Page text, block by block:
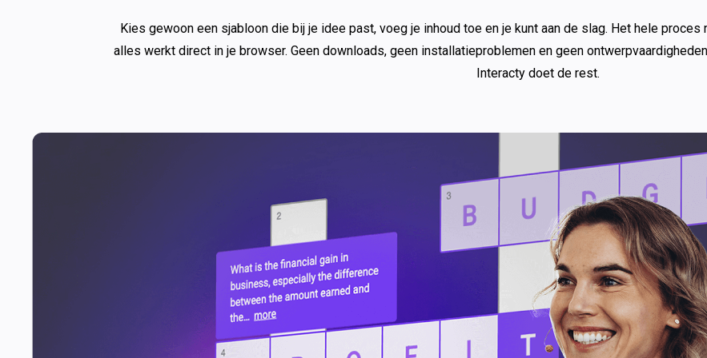
Kies gewoon een sjabloon die bij je idee past, voeg je inhoud toe en je kunt aan de slag. Het hele
alles werkt direct in je browser. Geen downloads, geen installatieproblemen en geen
Interacty doet de rest.